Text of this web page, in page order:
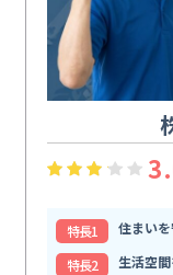
特⻑1
住まい
特⻑2
生活空